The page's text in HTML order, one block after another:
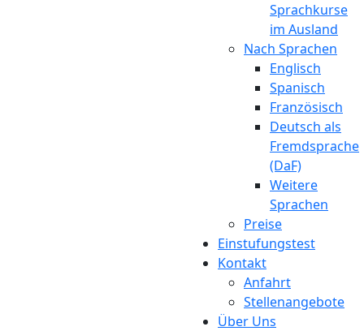
Sprachkurse
im Ausland
Nach Sprachen
Englisch
Spanisch
Französisch
Deutsch als
Fremdsprache
(DaF)
Weitere
Sprachen
Preise
Einstufungstest
Kontakt
Anfahrt
Stellenangebote
Über Uns